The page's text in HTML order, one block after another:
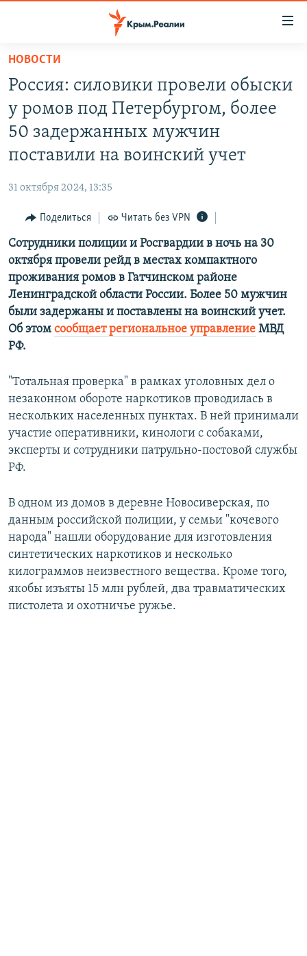
Вернуться
основному
содержанию
Вернутся
главной
Вернутся
поиску
ВОДА
ИНТЕРАКТИВ
ИНФОГРАФИКА
ТЕЛЕПРОЕКТ КРЫМ.РЕАЛИИ
СОВЕТЫ ПРАВОЗАЩИТНИКОВ
ПРОПАВШИЕ БЕЗ ВЕСТИ
ПОБЕДИТЕЛЕЙ НЕ СУДЯТ?
УКРАИНСКАЯ ПРОБЛЕМА КРЫМА
РАДІО СВОБОДА
КАК ОБОЙТИ БЛОКИРОВКУ
Українською
Qırımtatar
ПРИСОЕДИНЯЙТЕСЬ!
Все сайты RFE/RL
НОВОСТИ
Россия: силовики провели обыски
у ромов под Петербургом, более
50 задержанных мужчин
поставили на воинский учет
31 октября 2024, 13:35
Поделиться Читать без VPN
Сотрудники полиции и Росгвардии в ночь на 30
октября провели рейд в местах компактного
проживания ромов в Гатчинском районе
Ленинградской области России. Более 50 мужчин
были задержаны и поставлены на воинский учет.
Об этом сообщает региональное управление МВД
РФ.
"Тотальная проверка" в рамках уголовных дел о
незаконном обороте наркотиков проводилась в
нескольких населенных пунктах. В ней принимали
участие оперативники, кинологи с собаками,
эксперты и сотрудники патрульно-постовой службы
РФ.
В одном из домов в деревне Новосиверская, по
данным российской полиции, у семьи "кочевого
народа" нашли оборудование для изготовления
синтетических наркотиков и несколько
килограммов неизвестного вещества. Кроме того,
якобы изъяты 15 млн рублей, два травматических
пистолета и охотничье ружье.